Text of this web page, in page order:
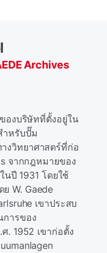
Archives
องบริษัทที่ตั้งอยู่ใน
าหรับปั๊ม
งวิทยาศาสตร์ที่ก่อ
จากกฎหมายของ
ปี 1931 โดยใช้
W. Gaede
เขาประสบ
การของ
. 1952 เขาก่อตั้ง